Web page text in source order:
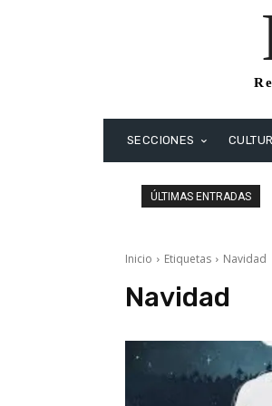
SECCIONES
ÚLTIMAS ENTRADAS
Inicio Etiquetas Navidad
Navidad